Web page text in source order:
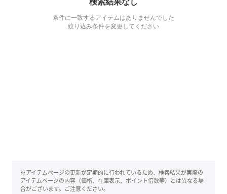
条件に一致するアイテムはありませんでした
絞り込み条件を変更してください
※アイテムページの更新が定期的に行われているため、検索結果が実際の
アイテムページの内容（価格、在庫表示、ポイント倍数等）とは異なる場
合がございます。ご注意ください。